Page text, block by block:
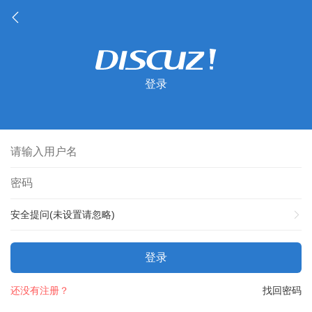
登录
安全提问(未设置请忽略)
登录
找回密码
还没有注册？